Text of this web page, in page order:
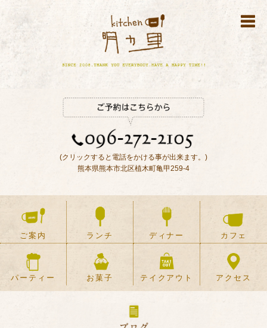
(クリックすると電話をかける事が出来ます。)
熊本県熊本市北区植木町亀甲259-4
ご案内 ランチ ディナー カフェ
パーティー お菓子 テイクアウト アクセス